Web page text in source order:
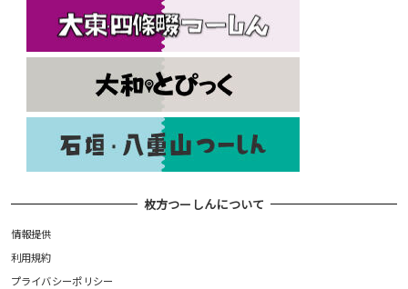
枚方つーしんについて
情報提供
利用規約
プライバシーポリシー